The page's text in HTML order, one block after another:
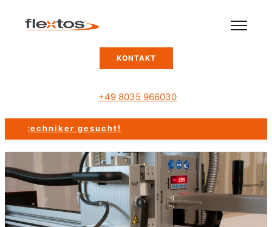
KONTAKT
+49 8035 966030
gesucht!